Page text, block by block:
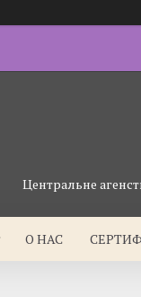
Центральне
О НАС